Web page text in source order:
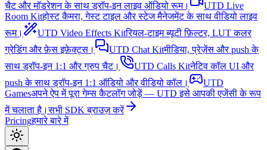
चैट और मॉडरेशन के साथ ड्रॉप-इन लाइव ऑडियो रूम।
UTD Live
Room Kitहोस्ट कैमरा, गेस्ट टाइल और स्टेज मैनेजमेंट के साथ वीडियो लाइव
रूम।
UTD Video Effects Kitरियल-टाइम ब्यूटी फ़िल्टर, LUT कलर
ग्रेडिंग और फ़ेस इफ़ेक्ट्स।
UTD Chat Kitमीडिया, प्रेज़ेंस और push के
साथ ड्रॉप-इन 1:1 और ग्रुप चैट।
UTD Calls Kitनेटिव कॉल UI और
push के साथ ड्रॉप-इन 1:1 ऑडियो और वीडियो कॉल।
UTD
Gamesअपने ऐप में पूरा गेम्स कैटलॉग जोड़ें — UTD इसे आपकी एजेंसी के रूप
में चलाता है।सभी SDK ब्राउज़ करें
Pricingहमारे बारे में